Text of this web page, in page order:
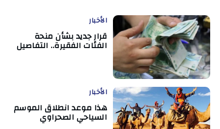
الأخبار
قرار جديد بشأن منحة
الفئات الفقيرة.. التفاصيل
الأخبار
هذا موعد انطلاق الموسم
السياحي الصحراوي